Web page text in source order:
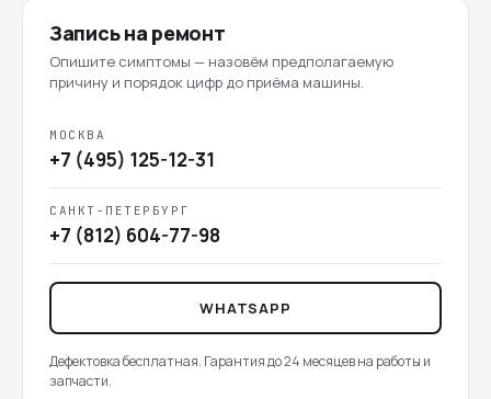
Запись на ремонт
Опишите симптомы — назовём предполагаемую
причину и порядок цифр до приёма машины.
МОСКВА
+7 (495) 125-12-31
САНКТ-ПЕТЕРБУРГ
+7 (812) 604-77-98
WHATSAPP
Дефектовка бесплатная. Гарантия до 24 месяцев на работы и
запчасти.